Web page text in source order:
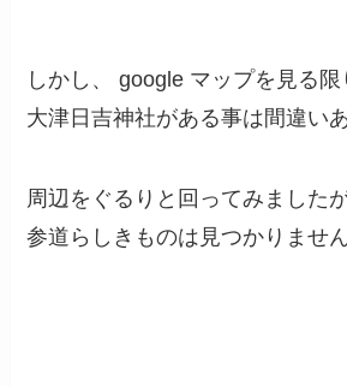
しかし、 google マップを見る
大津日吉神社がある事は間違い
周辺をぐるりと回ってみました
参道らしきものは見つかりませ